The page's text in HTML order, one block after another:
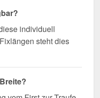
individuell
steht dies